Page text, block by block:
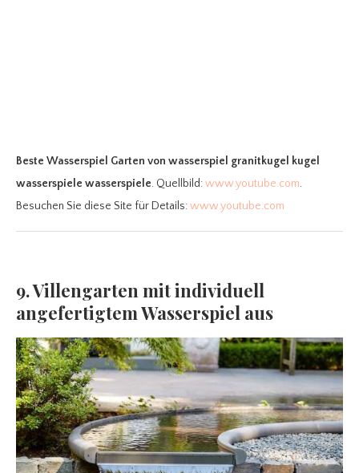
Beste Wasserspiel Garten von wasserspiel granitkugel kugel
wasserspiele wasserspiele. Quellbild:www.youtube.com.
Besuchen Sie diese Site für Details:www.youtube.com
9. Villengarten mit individuell
angefertigtem Wasserspiel aus